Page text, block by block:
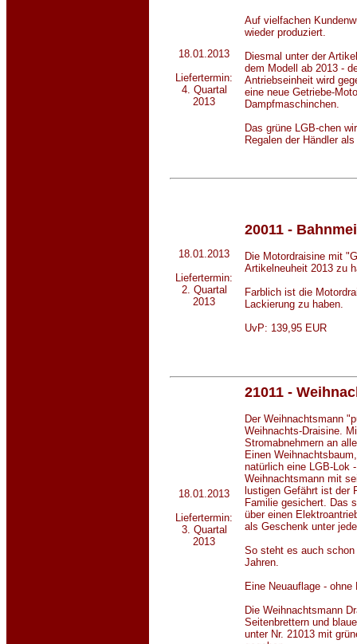
18.01.2013
Liefertermin:
4. Quartal
2013
Auf vielfachen
wieder produziert.
Diesmal unter der
dem Modell ab 2013 -
Antriebseinheit wird
eine neue Getriebe-
Dampfmaschinchen.
Das grüne LGB-chen
Regalen der Händler
18.01.2013
Liefertermin:
2. Quartal
2013
20011 -
Die Motordraisine mit
Artikelneuheit 2013 zu
Farblich ist die
Lackierung zu haben.
UvP: 139,95 EUR
18.01.2013
Liefertermin:
3. Quartal
2013
21011 -
Der Weihnachtsmann
Weihnachts-Draisine.
Stromabnehmern an
Einen
natürlich eine LGB-Lok
Weihnachtsmann mit
lustigen Gefährt ist der
Familie gesichert. Das
über einen
als Geschenk unter
So steht es auch
Jahren.
Eine Neuauflage - ohne
Die Weihnachtsmann
Seitenbrettern und
unter Nr. 21013 mit